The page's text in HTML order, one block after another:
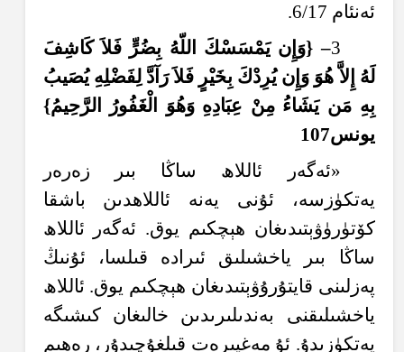
ئەنئام 6/17.
3– {و ن يمسسك اللّهُ بِضُر فلاكاشف
لَهُ لا هُو و ن ير دك بخير فلار َآد لفَضْلِهِيُصَيب
بِهِ من يشاءُ من عبادِهِ وَهُو الغفور الرحيم}
يونس107
«ئەگەر ئاللاھ ساڭا بىر زەرەر
يەتكۈزسە، ئۇنى يەنە ئاللاھدىن باشقا
كۆتۈرۈۋېتىدىغان ھېچكىم يوق. ئەگەر ئاللاھ
ساڭا بىر ياخشىلىق ئىرادە قىلسا، ئۇنىڭ
پەزلىنى قايتۇرۇۋېتىدىغان ھېچكىم يوق. ئاللاھ
ياخشىلىقنى بەندىلىرىدىن خالىغان كىشىگە
يەتكۈزىدۇ. ئۇ مەغپىرەت قىلغۇچىدۇر، رەھىم